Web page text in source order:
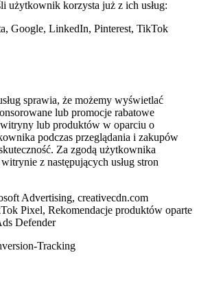
użytkownik korzysta już z ich usług:
Google, LinkedIn, Pinterest, TikTok
sprawia, że możemy wyświetlać
lub promocje rabatowe
witryny lub produktów w oparciu o
podczas przeglądania i zakupów
Za zgodą użytkownika
z następujących usług stron
Advertising, creativecdn.com
Pixel, Rekomendacje produktów oparte
Defender
Tracking